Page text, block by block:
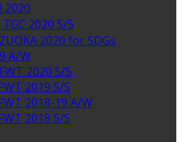
2020
2020 S/S
2020 for SDGs
A/W
2020 S/S
2019 S/S
2018-19 A/W
2018 S/S